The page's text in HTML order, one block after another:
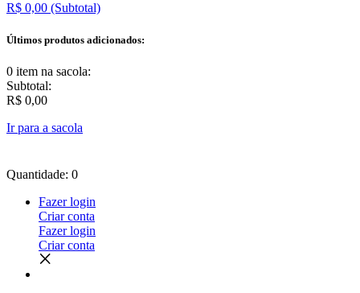
R$ 0,00 (Subtotal)
Últimos produtos adicionados:
0 item na sacola:
Subtotal:
R$ 0,00
Ir para a sacola
Quantidade: 0
Fazer login
Criar conta
Fazer login
Criar conta